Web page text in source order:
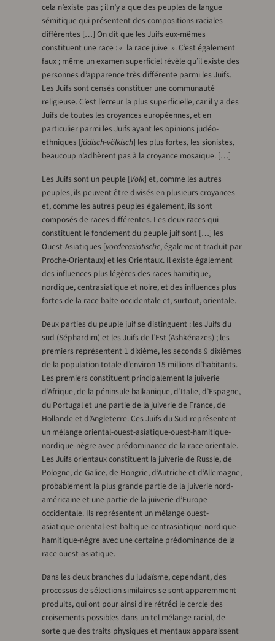
cela n’existe pas ; il n’y a que des peuples de langue
sémitique qui présentent des compositions raciales
différentes […] On dit que les Juifs eux-mêmes
constituent une race : « la race juive ». C’est également
faux ; même un examen superficiel révèle qu’il existe des
personnes d’apparence très différente parmi les Juifs.
Les Juifs sont censés constituer une communauté
religieuse. C’est l’erreur la plus superficielle, car il y a des
Juifs de toutes les croyances européennes, et en
particulier parmi les Juifs ayant les opinions judéo-
ethniques [jüdisch-völkisch] les plus fortes, les sionistes,
beaucoup n’adhèrent pas à la croyance mosaïque. […]
Les Juifs sont un peuple [Volk] et, comme les autres
peuples, ils peuvent être divisés en plusieurs croyances
et, comme les autres peuples également, ils sont
composés de races différentes. Les deux races qui
constituent le fondement du peuple juif sont […] les
Ouest-Asiatiques [vorderasiatische, également traduit par
Proche-Orientaux] et les Orientaux. Il existe également
des influences plus légères des races hamitique,
nordique, centrasiatique et noire, et des influences plus
fortes de la race balte occidentale et, surtout, orientale.
Deux parties du peuple juif se distinguent : les Juifs du
sud (Séphardim) et les Juifs de l’Est (Ashkénazes) ; les
premiers représentent 1 dixième, les seconds 9 dixièmes
de la population totale d’environ 15 millions d’habitants.
Les premiers constituent principalement la juiverie
d’Afrique, de la péninsule balkanique, d’Italie, d’Espagne,
du Portugal et une partie de la juiverie de France, de
Hollande et d’Angleterre. Ces Juifs du Sud représentent
un mélange oriental-ouest-asiatique-ouest-hamitique-
nordique-nègre avec prédominance de la race orientale.
Les Juifs orientaux constituent la juiverie de Russie, de
Pologne, de Galice, de Hongrie, d’Autriche et d’Allemagne,
probablement la plus grande partie de la juiverie nord-
américaine et une partie de la juiverie d’Europe
occidentale. Ils représentent un mélange ouest-
asiatique-oriental-est-baltique-centrasiatique-nordique-
hamitique-nègre avec une certaine prédominance de la
race ouest-asiatique.
Dans les deux branches du judaïsme, cependant, des
processus de sélection similaires se sont apparemment
produits, qui ont pour ainsi dire rétréci le cercle des
croisements possibles dans un tel mélange racial, de
sorte que des traits physiques et mentaux apparaissent